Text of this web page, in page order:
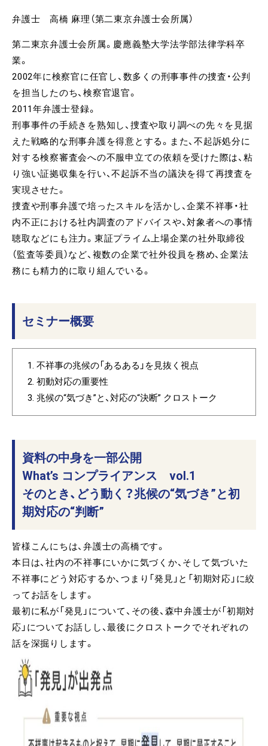
弁護士 高橋 麻理（第二東京弁護士会所属）
第二東京弁護士会所属。慶應義塾大学法学部法律学科卒
業。
2002年に検察官に任官し、数多くの刑事事件の捜査・公判
を担当したのち、検察官退官。
2011年弁護士登録。
刑事事件の手続きを熟知し、捜査や取り調べの先々を見据
えた戦略的な刑事弁護を得意とする。また、不起訴処分に
対する検察審査会への不服申立ての依頼を受けた際は、粘
り強い証拠収集を行い、不起訴不当の議決を得て再捜査を
実現させた。
捜査や刑事弁護で培ったスキルを活かし、企業不祥事・社
内不正における社内調査のアドバイスや、対象者への事情
聴取などにも注力。東証プライム上場企業の社外取締役
（監査等委員）など、複数の企業で社外役員を務め、企業法
務にも精力的に取り組んでいる。
セミナー概要
不祥事の兆候の「あるある」を見抜く視点
初動対応の重要性
兆候の“気づき”と、対応の“決断” クロストーク
資料の中身を一部公開
What’s コンプライアンス vol.1
そのとき、どう動く？兆候の“気づき”と初
期対応の“判断”
皆様こんにちは、弁護士の高橋です。
本日は、社内の不祥事にいかに気づくか、そして気づいた
不祥事にどう対応するか、つまり「発見」と「初期対応」に絞
ってお話をします。
最初に私が「発見」について、その後、森中弁護士が「初期対
応」についてお話しし、最後にクロストークでそれぞれの
話を深掘りします。